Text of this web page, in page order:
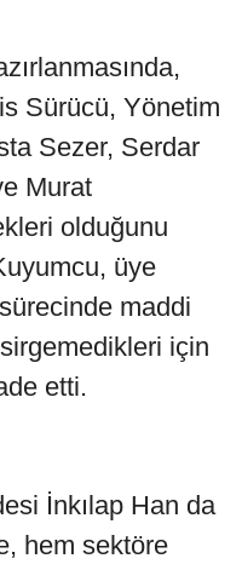
Sürücü, Yönetim
Sezer, Serdar
Murat
olduğunu
üye
maddi
için
etti.
İnkılap Han da
hem sektöre